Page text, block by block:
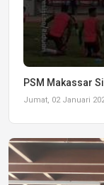
PSM Makassar
Jumat, 02 Januari